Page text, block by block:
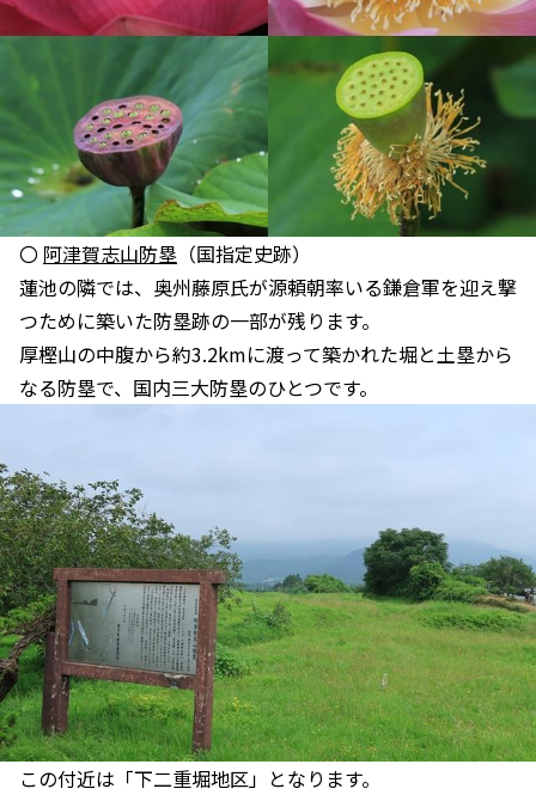
〇 阿津賀志山防塁 （国指定史跡）
蓮池の隣では、奥州藤原氏が源頼朝率いる鎌倉軍を迎え撃
つために築いた防塁跡の一部が残ります。
厚樫山の中腹から約3.2kmに渡って築かれた堀と土塁から
なる防塁で、国内三大防塁のひとつです。
この付近は「下二重堀地区」となります。